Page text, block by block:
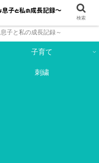
子と私の成長記録～
子育て
刺繍
検索